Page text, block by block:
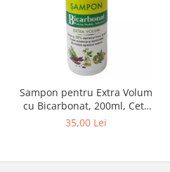
Sampon pentru Extra Volum
cu Bicarbonat, 200ml, Ceta
Sibiu
35,00 Lei